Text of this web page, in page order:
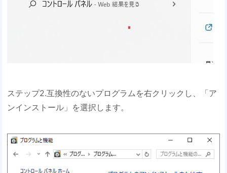
ステップ2.互換性のないプログラムを右クリックし、「ア
ンインストール」を選択します。